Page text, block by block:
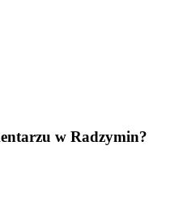
w Radzymin?